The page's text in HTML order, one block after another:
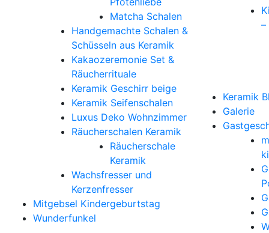
Matcha Schalen
Handgemachte Schalen &
Schüsseln aus Keramik
Kakaozeremonie Set &
Räucherrituale
Keramik Geschirr beige
Keramik Seifenschalen
Luxus Deko Wohnzimmer
Räucherschalen Keramik
Räucherschale
Keramik
Wachsfresser und
Kerzenfresser
Mitgebsel Kindergeburtstag
Wunderfunkel
–
Keramik
Galerie